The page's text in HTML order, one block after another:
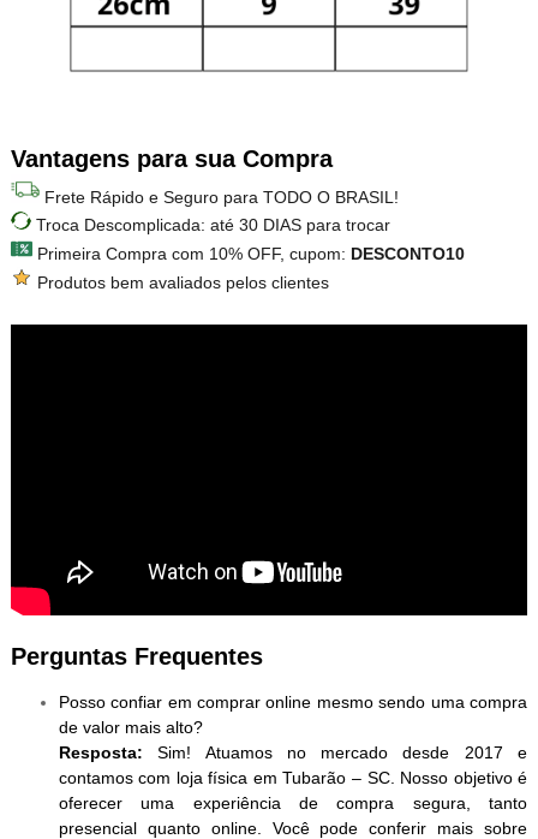
Vantagens para sua Compra
Frete Rápido e Seguro para TODO O BRASIL!
Troca Descomplicada: até 30 DIAS para trocar
Primeira Compra com 10% OFF, cupom: DESCONTO10
Produtos bem avaliados pelos clientes
Perguntas Frequentes
Posso confiar em comprar online mesmo sendo uma compra
de valor mais alto?
Resposta: Sim! Atuamos no mercado desde 2017 e
contamos com loja física em Tubarão – SC. Nosso objetivo é
oferecer uma experiência de compra segura, tanto
presencial quanto online. Você pode conferir mais sobre